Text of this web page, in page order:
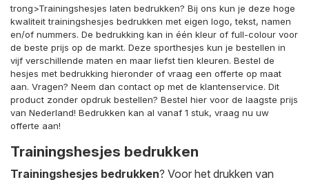
trong>Trainingshesjes laten bedrukken? Bij ons kun je deze hoge
kwaliteit trainingshesjes bedrukken met eigen logo, tekst, namen
en/of nummers. De bedrukking kan in één kleur of full-colour voor
de beste prijs op de markt. Deze sporthesjes kun je bestellen in
vijf verschillende maten en maar liefst tien kleuren. Bestel de
hesjes met bedrukking hieronder of vraag een offerte op maat
aan. Vragen? Neem dan contact op met de klantenservice. Dit
product zonder opdruk bestellen? Bestel hier voor de laagste prijs
van Nederland! Bedrukken kan al vanaf 1 stuk, vraag nu uw
offerte aan!
Trainingshesjes bedrukken
Trainingshesjes bedrukken? Voor het drukken van